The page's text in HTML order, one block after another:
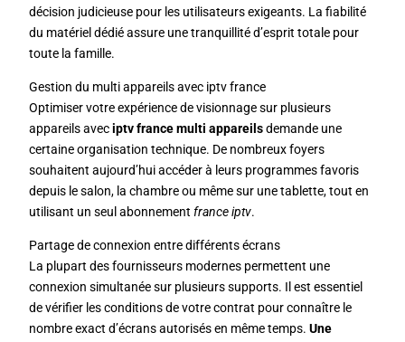
décision judicieuse pour les utilisateurs exigeants. La fiabilité
du matériel dédié assure une tranquillité d’esprit totale pour
toute la famille.
Gestion du multi appareils avec iptv france
Optimiser votre expérience de visionnage sur plusieurs
appareils aveciptv france multi appareilsdemande une
certaine organisation technique. De nombreux foyers
souhaitent aujourd’hui accéder à leurs programmes favoris
depuis le salon, la chambre ou même sur une tablette, tout en
utilisant un seul abonnement france iptv.
Partage de connexion entre différents écrans
La plupart des fournisseurs modernes permettent une
connexion simultanée sur plusieurs supports. Il est essentiel
de vérifier les conditions de votre contrat pour connaître le
nombre exact d’écrans autorisés en même temps. Une